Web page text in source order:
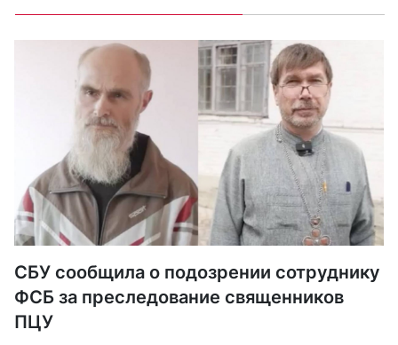
СБУ сообщила о подозрении сотруднику
ФСБ за преследование священников
ПЦУ